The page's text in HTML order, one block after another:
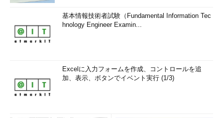
基本情報技術者試験（Fundamental Information Tec
hnology Engineer Examin...
Excelに入力フォームを作成、コントロールを追
加、表示、ボタンでイベント実行 (1/3)